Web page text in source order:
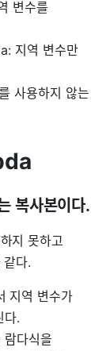
변수를
지역 변수만
사용하지 않는
복사본이다.
지 못하고
다.
지역 변수가
다.
람다식을